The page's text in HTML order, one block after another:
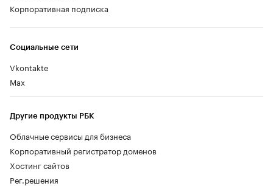
Социальные сети
Vkontakte
Max
Другие продукты РБК
Облачные сервисы для бизнеса
Корпоративный регистратор доменов
Хостинг сайтов
Рег.решения
Корпоративная подписка